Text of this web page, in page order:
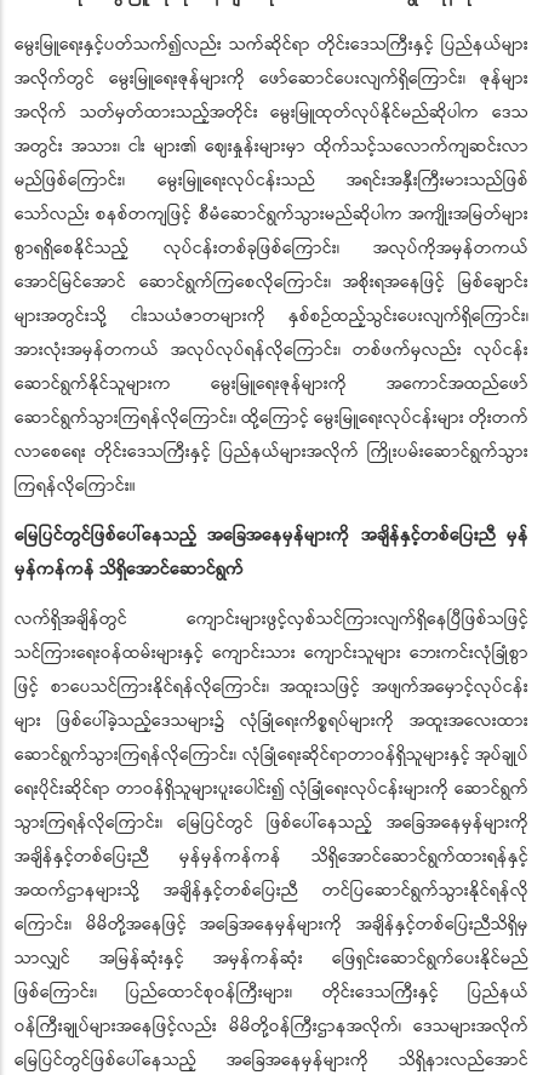
မွေးမြူရေးနှင့်ပတ်သက်၍လည်း သက်ဆိုင်ရာ တိုင်းဒေသကြီးနှင့် ပြည်နယ်များ
အလိုက်တွင် မွေးမြူရေးဇုန်များကို ဖော်ဆောင်ပေးလျက်ရှိကြောင်း၊ ဇုန်များ
အလိုက် သတ်မှတ်ထားသည့်အတိုင်း မွေးမြူထုတ်လုပ်နိုင်မည်ဆိုပါက ဒေသ
အတွင်း အသား၊ ငါး များ၏ ဈေးနှုန်းများမှာ ထိုက်သင့်သလောက်ကျဆင်းလာ
မည်ဖြစ်ကြောင်း၊ မွေးမြူရေးလုပ်ငန်းသည် အရင်းအနှီးကြီးမားသည်ဖြစ်
သော်လည်း စနစ်တကျဖြင့် စီမံဆောင်ရွက်သွားမည်ဆိုပါက အကျိုးအမြတ်များ
စွာရရှိစေနိုင်သည့် လုပ်ငန်းတစ်ခုဖြစ်ကြောင်း၊ အလုပ်ကိုအမှန်တကယ်
အောင်မြင်အောင် ဆောင်ရွက်ကြစေလိုကြောင်း၊ အစိုးရအနေဖြင့် မြစ်ချောင်း
များအတွင်းသို့ ငါးသယံဇာတများကို နှစ်စဉ်ထည့်သွင်းပေးလျက်ရှိကြောင်း၊
အားလုံးအမှန်တကယ် အလုပ်လုပ်ရန်လိုကြောင်း၊ တစ်ဖက်မှလည်း လုပ်ငန်း
ဆောင်ရွက်နိုင်သူများက မွေးမြူရေးဇုန်များကို အကောင်အထည်ဖော်
ဆောင်ရွက်သွားကြရန်လိုကြောင်း၊ ထို့ကြောင့် မွေးမြူရေးလုပ်ငန်းများ တိုးတက်
လာစေရေး တိုင်းဒေသကြီးနှင့် ပြည်နယ်များအလိုက် ကြိုးပမ်းဆောင်ရွက်သွား
ကြရန်လိုကြောင်း။
မြေပြင်တွင်ဖြစ်ပေါ်နေသည့် အခြေအနေမှန်များကို အချိန်နှင့်တစ်ပြေးညီ မှန်
မှန်ကန်ကန် သိရှိအောင်ဆောင်ရွက်
လက်ရှိအချိန်တွင် ကျောင်းများဖွင့်လှစ်သင်ကြားလျက်ရှိနေပြီဖြစ်သဖြင့်
သင်ကြားရေးဝန်ထမ်းများနှင့် ကျောင်းသား ကျောင်းသူများ ဘေးကင်းလုံခြုံစွာ
ဖြင့် စာပေသင်ကြားနိုင်ရန်လိုကြောင်း၊ အထူးသဖြင့် အဖျက်အမှောင့်လုပ်ငန်း
များ ဖြစ်ပေါ်ခဲ့သည့်ဒေသများ၌ လုံခြုံရေးကိစ္စရပ်များကို အထူးအလေးထား
ဆောင်ရွက်သွားကြရန်လိုကြောင်း၊ လုံခြုံရေးဆိုင်ရာတာဝန်ရှိသူများနှင့် အုပ်ချုပ်
ရေးပိုင်းဆိုင်ရာ တာဝန်ရှိသူများပူးပေါင်း၍ လုံခြုံရေးလုပ်ငန်းများကို ဆောင်ရွက်
သွားကြရန်လိုကြောင်း၊ မြေပြင်တွင် ဖြစ်ပေါ်နေသည့် အခြေအနေမှန်များကို
အချိန်နှင့်တစ်ပြေးညီ မှန်မှန်ကန်ကန် သိရှိအောင်ဆောင်ရွက်ထားရန်နှင့်
အထက်ဌာနများသို့ အချိန်နှင့်တစ်ပြေးညီ တင်ပြဆောင်ရွက်သွားနိုင်ရန်လို
ကြောင်း၊ မိမိတို့အနေဖြင့် အခြေအနေမှန်များကို အချိန်နှင့်တစ်ပြေးညီသိရှိမှ
သာလျှင် အမြန်ဆုံးနှင့် အမှန်ကန်ဆုံး ဖြေရှင်းဆောင်ရွက်ပေးနိုင်မည်
ဖြစ်ကြောင်း၊ ပြည်ထောင်စုဝန်ကြီးများ၊ တိုင်းဒေသကြီးနှင့် ပြည်နယ်
ဝန်ကြီးချုပ်များအနေဖြင့်လည်း မိမိတို့ဝန်ကြီးဌာနအလိုက်၊ ဒေသများအလိုက်
မြေပြင်တွင်ဖြစ်ပေါ်နေသည့် အခြေအနေမှန်များကို သိရှိနားလည်အောင်